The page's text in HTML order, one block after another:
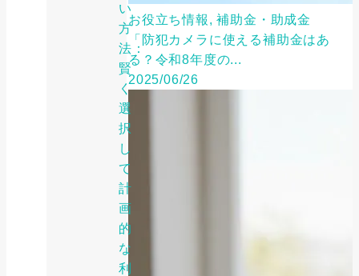
い
方
法：
賢
く
選
択
し
て
計
画
的
な
利
お役立ち情報, 補助金・助成金
「防犯カメラに使える補助金はあ
る？令和8年度の...
2025/06/26